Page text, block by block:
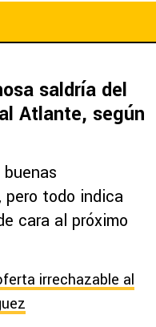
saldría del
Atlante, según
pero todo indica
cara al próximo
irrechazable al